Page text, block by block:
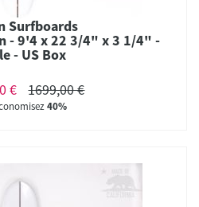
Surfboards
- 9'4 x 22 3/4" x 3 1/4" -
- US Box
€
1699,00 €
40%